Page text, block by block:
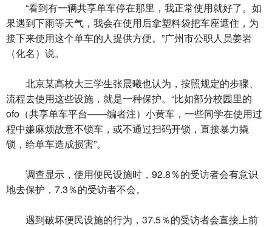
“看到有一辆共享单车停在那里，我正常使用就好了。如
果遇到下雨等天气，我会在使用后拿塑料袋把车座遮住，为
接下来使用这个单车的人提供方便。”广州市公职人员姜岩
（化名）说。
北京某高校大三学生张晨曦也认为，按照规定的步骤、
流程去使用这些设施，就是一种保护。“比如部分校园里的
ofo（共享单车平台——编者注）小黄车，一些同学在使用过
程中嫌麻烦故意不锁车，或不通过扫码开锁，直接暴力撬
锁，给单车造成损害”。
调查显示，使用便民设施时，92.8％的受访者会有意识
地去保护，7.3％的受访者不会。
遇到破坏便民设施的行为，37.5％的受访者会直接上前